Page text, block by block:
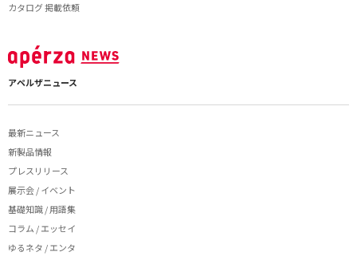
カタログ 掲載依頼
アペルザニュース
最新ニュース
新製品情報
プレスリリース
展示会 / イベント
基礎知識 / 用語集
コラム / エッセイ
ゆるネタ / エンタ